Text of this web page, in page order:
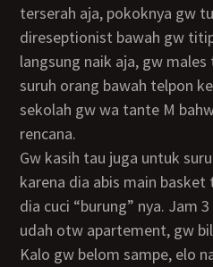
terserah aja, pokoknya gw
direseptionist bawah gw
langsung naik aja, gw
suruh orang bawah telpon
sekolah gw wa tante M
rencana.
Gw kasih tau juga untuk suruh Kuple mandi hahaha
karena dia abis main basket
dia cuci “burung” nya. Jam
udah otw apartement, gw
Kalo gw belom sampe, elo